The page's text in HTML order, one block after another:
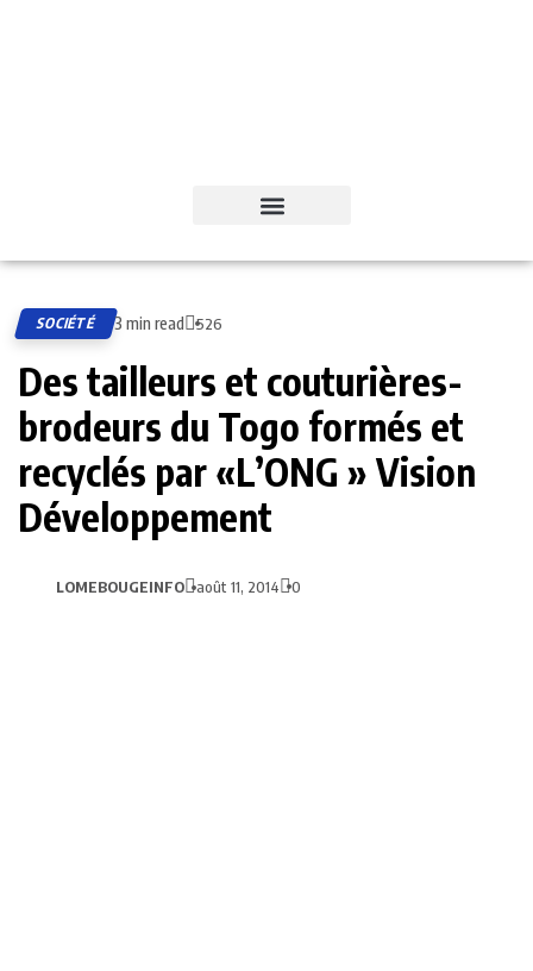
SOCIÉTÉ 3 min read 526
Des tailleurs et couturières-
brodeurs du Togo formés et
recyclés par «L’ONG » Vision
Développement
LOMEBOUGEINFO août 11, 2014 0